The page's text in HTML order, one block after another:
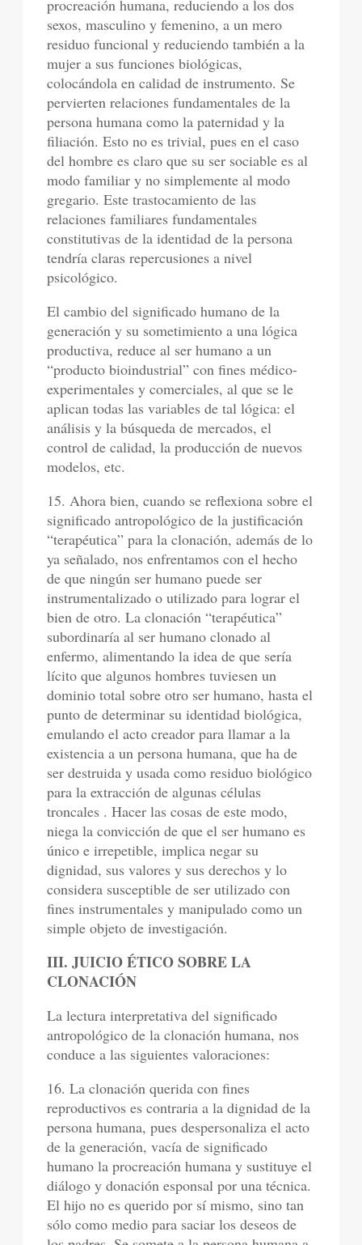
procreación humana, reduciendo a los dos
sexos, masculino y femenino, a un mero
residuo funcional y reduciendo también a la
mujer a sus funciones biológicas,
colocándola en calidad de instrumento. Se
pervierten relaciones fundamentales de la
persona humana como la paternidad y la
filiación. Esto no es trivial, pues en el caso
del hombre es claro que su ser sociable es al
modo familiar y no simplemente al modo
gregario. Este trastocamiento de las
relaciones familiares fundamentales
constitutivas de la identidad de la persona
tendría claras repercusiones a nivel
psicológico.
El cambio del significado humano de la
generación y su sometimiento a una lógica
productiva, reduce al ser humano a un
“producto bioindustrial” con fines médico-
experimentales y comerciales, al que se le
aplican todas las variables de tal lógica: el
análisis y la búsqueda de mercados, el
control de calidad, la producción de nuevos
modelos, etc.
15. Ahora bien, cuando se reflexiona sobre el
significado antropológico de la justificación
“terapéutica” para la clonación, además de lo
ya señalado, nos enfrentamos con el hecho
de que ningún ser humano puede ser
instrumentalizado o utilizado para lograr el
bien de otro. La clonación “terapéutica”
subordinaría al ser humano clonado al
enfermo, alimentando la idea de que sería
lícito que algunos hombres tuviesen un
dominio total sobre otro ser humano, hasta el
punto de determinar su identidad biológica,
emulando el acto creador para llamar a la
existencia a un persona humana, que ha de
ser destruida y usada como residuo biológico
para la extracción de algunas células
troncales . Hacer las cosas de este modo,
niega la convicción de que el ser humano es
único e irrepetible, implica negar su
dignidad, sus valores y sus derechos y lo
considera susceptible de ser utilizado con
fines instrumentales y manipulado como un
simple objeto de investigación.
III. JUICIO ÉTICO SOBRE LA
CLONACIÓN
La lectura interpretativa del significado
antropológico de la clonación humana, nos
conduce a las siguientes valoraciones:
16. La clonación querida con fines
reproductivos es contraria a la dignidad de la
persona humana, pues despersonaliza el acto
de la generación, vacía de significado
humano la procreación humana y sustituye el
diálogo y donación esponsal por una técnica.
El hijo no es querido por sí mismo, sino tan
sólo como medio para saciar los deseos de